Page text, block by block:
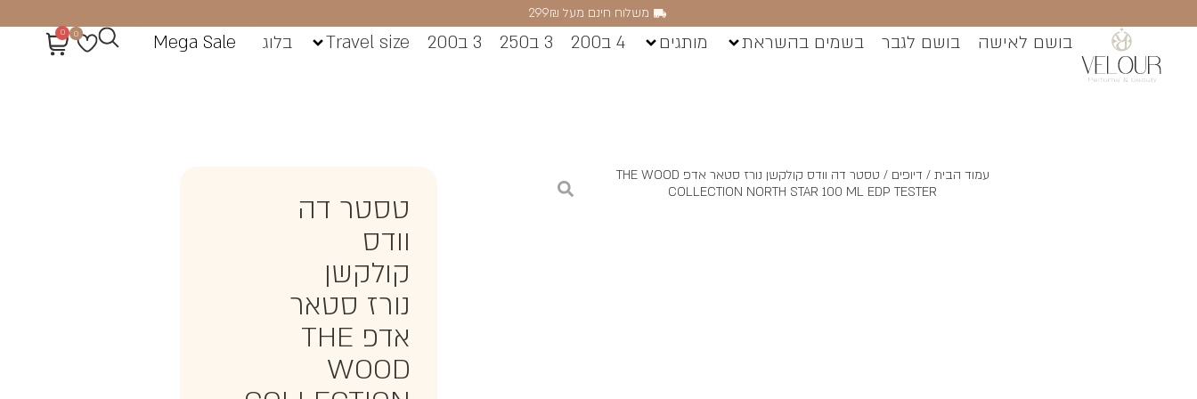
משלוח חינם מעל 299₪
בושם לאישה בושם לגבר בשמים בהשראת מותגים 4 ב200 3 ב250 3 ב200 Travel size בלוג Mega Sale
0
0
עמוד הבית / דיופים
/ טסטר דה וודס קולקשן נורז סטאר אדפ THE WOOD
COLLECTION NORTH STAR 100 ML EDP TESTER
טסטר דה
וודס
קולקשן
נורז סטאר
אדפ THE
WOOD